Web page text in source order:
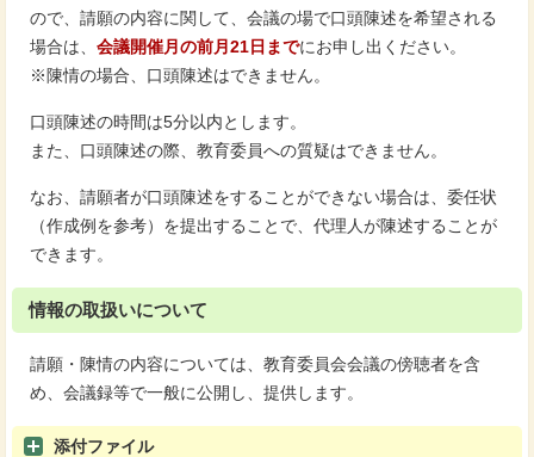
ので、請願の内容に関して、会議の場で口頭陳述を希望される
場合は、 会議開催月の前月21日までにお申し出ください。
※陳情の場合、口頭陳述はできません。
口頭陳述の時間は5分以内とします。
また、口頭陳述の際、教育委員への質疑はできません。
なお、請願者が口頭陳述をすることができない場合は、委任状
（作成例を参考）を提出することで、代理人が陳述することが
できます。
情報の取扱いについて
請願・陳情の内容については、教育委員会会議の傍聴者を含
め、会議録等で一般に公開し、提供します。
添付ファイル